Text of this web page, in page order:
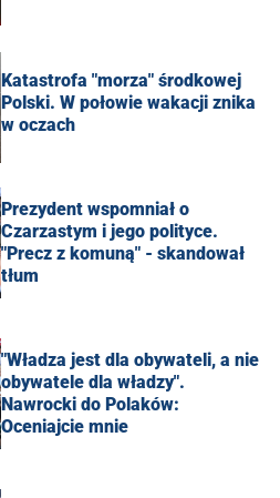
Katastrofa "morza" środkowej
Polski. W połowie wakacji znika
w oczach
Prezydent wspomniał o
Czarzastym i jego polityce.
"Precz z komuną" - skandował
tłum
"Władza jest dla obywateli, a nie
obywatele dla władzy".
Nawrocki do Polaków:
Oceniajcie mnie